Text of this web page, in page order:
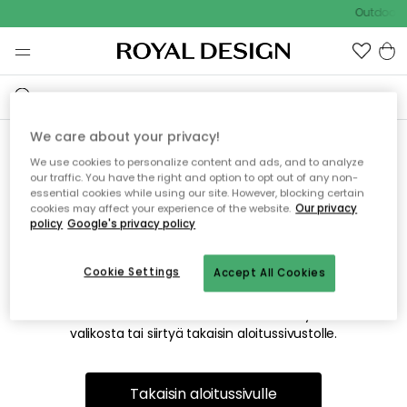
Outdoor
Emme valitettavasti löydä
etsimääsi sivua
Tämä voi johtua siitä, että sivua ei enää ole tai siitä, että se
on siirretty muualle. Pahoittelemme tästä mahdollisesti
valikosta tai siirtyä takaisin aloitussivustolle.
Takaisin aloitussivulle
We care about your privacy!
We use cookies to personalize content and ads, and to analyze
our traffic. You have the right and option to opt out of any non-
essential cookies while using our site. However, blocking certain
cookies may affect your experience of the website. Our privacy
policy Google's privacy policy
Accept All Cookies
Cookie Settings